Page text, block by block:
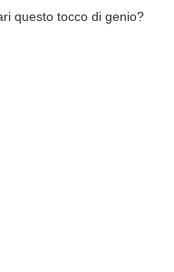
questo tocco di genio?